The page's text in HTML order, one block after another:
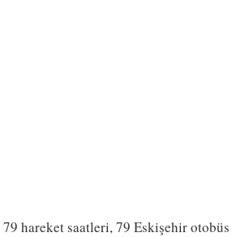
hareket saatleri, 79 Eskişehir otobüs